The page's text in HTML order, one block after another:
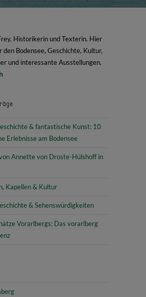
Historikerin und Texterin. Hier
den Bodensee, Geschichte, Kultur,
und interessante Ausstellungen.
& fantastische Kunst: 10
Erlebnisse am Bodensee
Annette von Droste-Hülshoff in
Kapellen & Kultur
& Sehenswürdigkeiten
Vorarlbergs: Das vorarlberg